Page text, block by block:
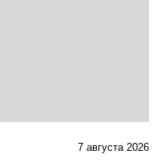
7 августа 2026